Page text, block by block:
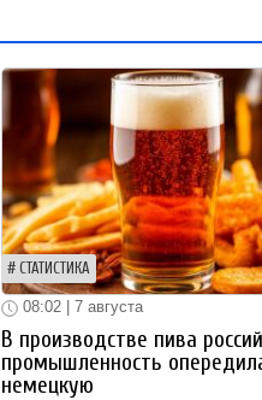
СТАТИСТИКА
08:02 | 7 августа
В производстве пива
промышленность
немецкую